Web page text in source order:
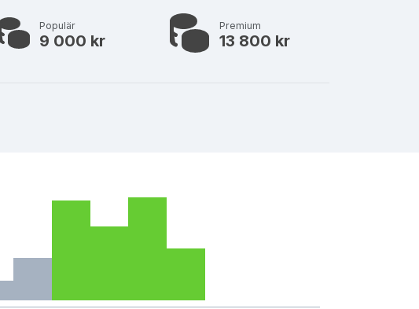
Populär
9 000 kr
Premium
13 800 kr